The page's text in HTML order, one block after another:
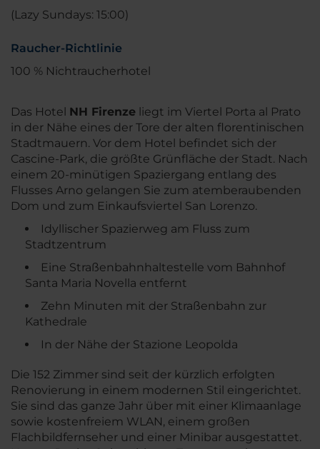
(Lazy Sundays: 15:00)
Raucher-Richtlinie
100 % Nichtraucherhotel
Das Hotel NH Firenze liegt im Viertel Porta al Prato
in der Nähe eines der Tore der alten florentinischen
Stadtmauern. Vor dem Hotel befindet sich der
Cascine-Park, die größte Grünfläche der Stadt. Nach
einem 20-minütigen Spaziergang entlang des
Flusses Arno gelangen Sie zum atemberaubenden
Dom und zum Einkaufsviertel San Lorenzo.
Idyllischer Spazierweg am Fluss zum
Stadtzentrum
Eine Straßenbahnhaltestelle vom Bahnhof
Santa Maria Novella entfernt
Zehn Minuten mit der Straßenbahn zur
Kathedrale
In der Nähe der Stazione Leopolda
Die 152 Zimmer sind seit der kürzlich erfolgten
Renovierung in einem modernen Stil eingerichtet.
Sie sind das ganze Jahr über mit einer Klimaanlage
sowie kostenfreiem WLAN, einem großen
Flachbildfernseher und einer Minibar ausgestattet.